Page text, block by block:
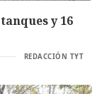
y 16
REDACCIÓN TYT